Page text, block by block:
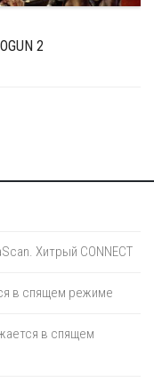
2
Хитрый CONNECT
в спящем режиме
в спящем